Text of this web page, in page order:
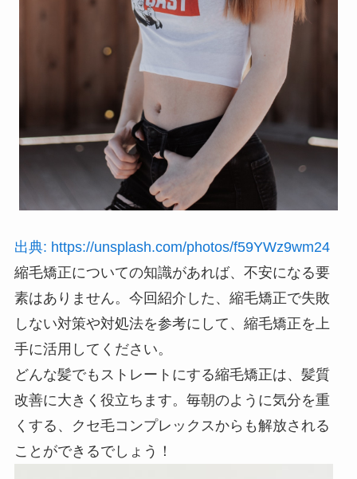
出典: https://unsplash.com/photos/f59YWz9wm24
縮毛矯正についての知識があれば、不安になる要
素はありません。今回紹介した、縮毛矯正で失敗
しない対策や対処法を参考にして、縮毛矯正を上
手に活用してください。
どんな髪でもストレートにする縮毛矯正は、髪質
改善に大きく役立ちます。毎朝のように気分を重
くする、クセ毛コンプレックスからも解放される
ことができるでしょう！